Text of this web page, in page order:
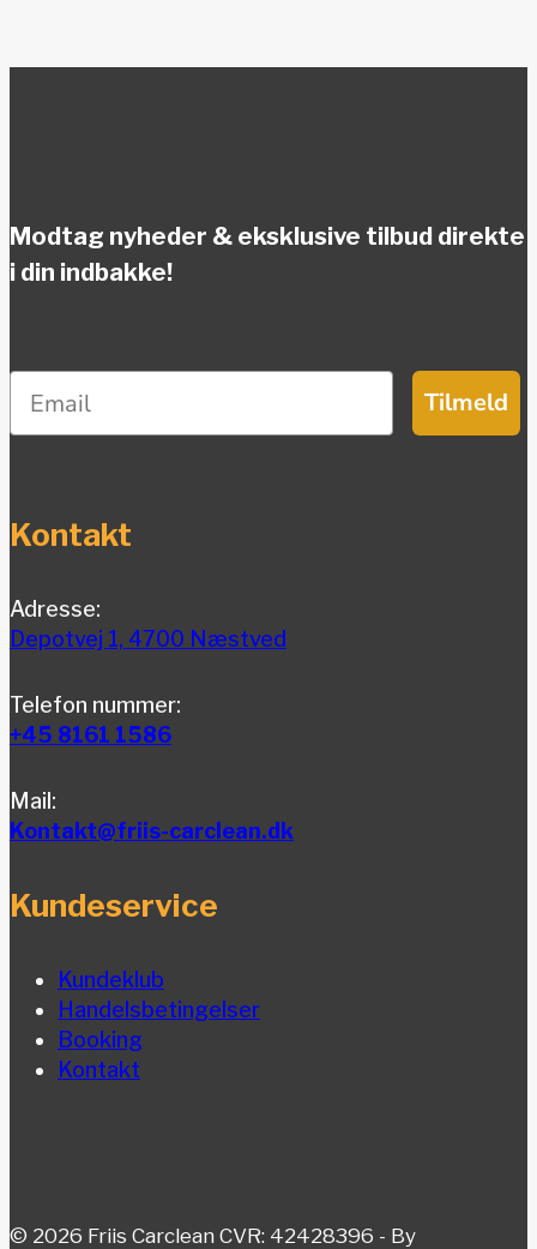
Modtag nyheder & eksklusive tilbud direkte
i din indbakke!
Tilmeld
Kontakt
Adresse:
Depotvej 1, 4700 Næstved
Telefon nummer:
+45 8161 1586
Mail:
Kontakt@friis-carclean.dk
Kundeservice
Kundeklub
Handelsbetingelser
Booking
Kontakt
© 2026 Friis Carclean CVR: 42428396 - By